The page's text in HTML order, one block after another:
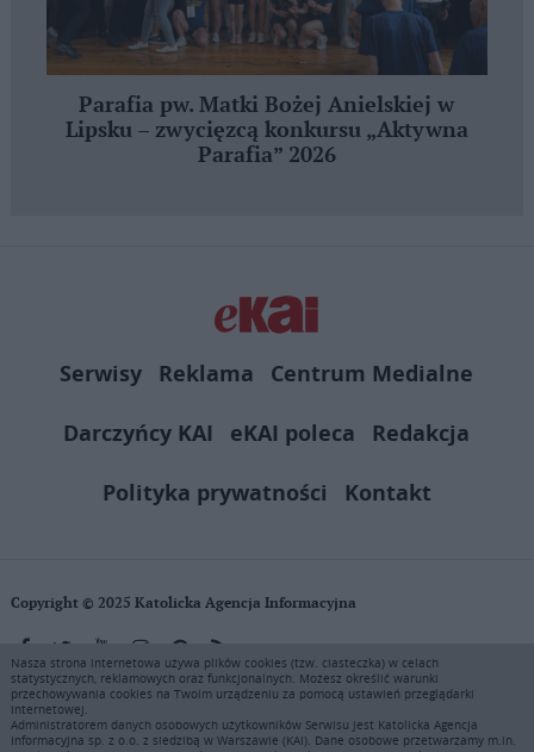
Parafia pw. Matki Bożej Anielskiej w
Lipsku – zwycięzcą konkursu „Aktywna
Parafia” 2026
Serwisy Reklama
Centrum Medialne
Darczyńcy KAI
eKAI poleca
Redakcja
Polityka prywatności
Kontakt
Copyright © 2025 Katolicka Agencja Informacyjna
KAI zastrzega wszelkie prawa do serwisu. Użytkownicy mogą pobierać
i drukować fragmenty zawartości serwisu internetowego www.ekai.pl
wyłącznie do użytku osobistego. Publikacja, rozpowszechnianie
zawartości niniejszego serwisu lub jej sprzedaż (także framing i in.
Nasza strona internetowa używa plików cookies (tzw. ciasteczka) w celach
statystycznych, reklamowych oraz funkcjonalnych. Możesz określić warunki
przechowywania cookies na Twoim urządzeniu za pomocą ustawień przeglądarki
internetowej.
Administratorem danych osobowych użytkowników Serwisu jest Katolicka Agencja
Informacyjna sp. z o.o. z siedzibą w Warszawie (KAI). Dane osobowe przetwarzamy m.in.